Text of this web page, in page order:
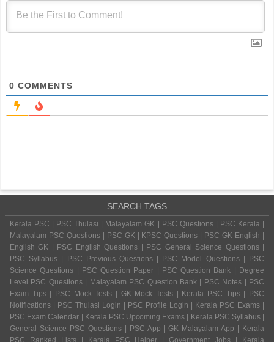
0 COMMENTS
SEARCH TAGS
Kerala PSC | PSC Thulasi | Malayalam GK | PSC Questions | PSC Kerala |
Malayalam PSC Questions | PSC GK | KPSC Questions | PSC GK English |
English GK | PSC English Questions | PSC General Science Questions |
PSC Syllabus | PSC Previous Questions | PSC Model Questions | PSC
Science Questions | PSC Question Paper | PSC Question Bank | Degree
Level PSC Questions | Malayalam PSC Question Bank | PSC Notes | PSC
Exam Tips | PSC Mock Tests | GK Mock Tests | Kerala PSC Tips | PSC
Notifications | PSC Thulasi Login | PSC Profile Login | Kerala PSC Exams |
PSC Exam Calendar | Kerala PSC Upcoming Exams | Kerala PSC Syllabus |
General Science PSC Questions | PSC App | GK Malayalam App | Kerala
PSC Ranked Lists | Kerala PSC Helper | Government Jobs | Kerala